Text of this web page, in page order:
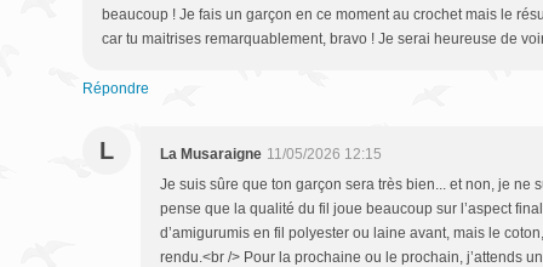
beaucoup ! Je fais un garçon en ce moment au crochet mais le
car tu maitrises remarquablement, bravo ! Je serai heureuse de
Répondre
L La Musaraigne 11/05/2026 12:15
Je suis sûre que ton garçon sera très bien... et non, je ne
pense que la qualité du fil joue beaucoup sur l’aspect
d’amigurumis en fil polyester ou laine avant, mais le
rendu.<br /> Pour la prochaine ou le prochain, j’attends